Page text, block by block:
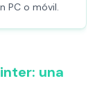
PC o móvil.
una